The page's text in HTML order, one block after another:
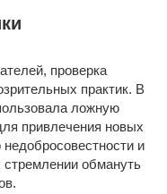
проверка
практик. В
ложную
привлечения новых
недобросовестности и
стремлении обмануть